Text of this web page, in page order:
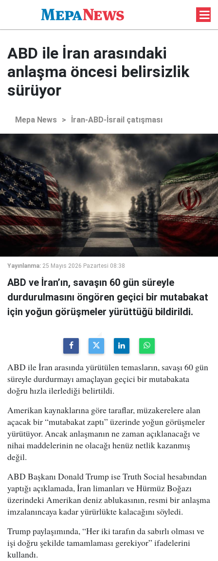
ABD ile İran arasındaki
anlaşma öncesi belirsizlik
sürüyor
Mepa News > İran-ABD-İsrail çatışması
Yayınlanma: 25 Mayıs 2026 Pazartesi 08:38
ABD ve İran’ın, savaşın 60 gün süreyle
durdurulmasını öngören geçici bir mutabakat
için yoğun görüşmeler yürüttüğü bildirildi.
ABD ile İran arasında yürütülen temasların, savaşı 60 gün
süreyle durdurmayı amaçlayan geçici bir mutabakata
doğru hızla ilerlediği belirtildi.
Amerikan kaynaklarına göre taraflar, müzakerelere alan
açacak bir “mutabakat zaptı” üzerinde yoğun görüşmeler
yürütüyor. Ancak anlaşmanın ne zaman açıklanacağı ve
nihai maddelerinin ne olacağı henüz netlik kazanmış
değil.
ABD Başkanı Donald Trump ise Truth Social hesabından
yaptığı açıklamada, İran limanları ve Hürmüz Boğazı
üzerindeki Amerikan deniz ablukasının, resmi bir anlaşma
imzalanıncaya kadar yürürlükte kalacağını söyledi.
Trump paylaşımında, “Her iki tarafın da sabırlı olması ve
işi doğru şekilde tamamlaması gerekiyor” ifadelerini
kullandı.